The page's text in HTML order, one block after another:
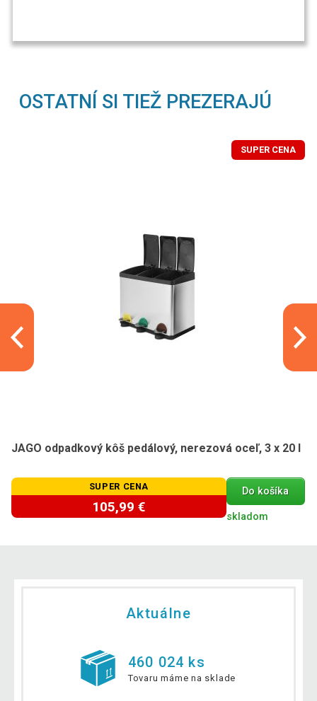
OSTATNÍ SI TIEŽ PREZERAJÚ
SUPER CENA
JAGO odpadkový kôš pedálový, nerezová oceľ, 3 x 20 l
SUPER CENA
105,99 €
Do košíka
skladom
Aktuálne
460 024 ks
Tovaru máme na sklade